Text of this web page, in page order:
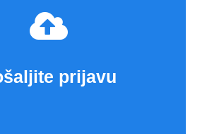
prijavu